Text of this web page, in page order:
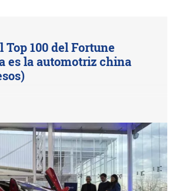
Top 100 del Fortune
es la automotriz china